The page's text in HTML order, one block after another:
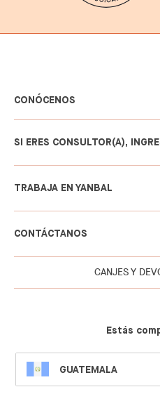
CONÓCENOS
SI ERES CONSULTOR(A),
TRABAJA EN YANBAL
CONTÁCTANOS
CANJES Y
Estás
SELECT
LANGUAGE
GUATEMALA